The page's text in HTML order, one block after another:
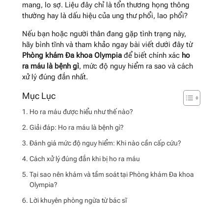
mang, lo sợ. Liệu đây chỉ là tổn thương họng thông
thường hay là dấu hiệu của ung thư phổi, lao phổi?
Nếu bạn hoặc người thân đang gặp tình trạng này,
hãy bình tĩnh và tham khảo ngay bài viết dưới đây từ
Phòng khám Đa khoa Olympiađể biết chính xác ho
ra máu là bệnh gì, mức độ nguy hiểm ra sao và cách
xử lý đúng đắn nhất.
Ho ra máu được hiểu như thế nào?
Giải đáp: Ho ra máu là bệnh gì?
Đánh giá mức độ nguy hiểm: Khi nào cần cấp cứu?
Cách xử lý đúng đắn khi bị ho ra máu
Tại sao nên khám và tầm soát tại Phòng khám Đa khoa
Olympia?
Lời khuyên phòng ngừa từ bác sĩ